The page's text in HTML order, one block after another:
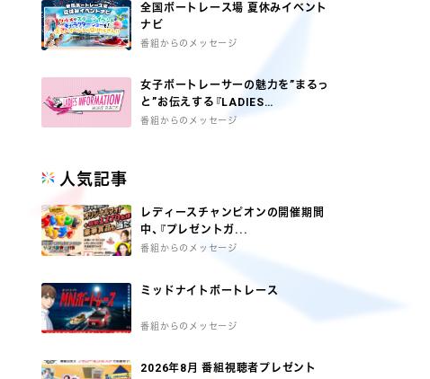
全国ボートレース場 夏休みイベント
ナビ
番組からのメッセージ
女子ボートレーサーの魅力を”まるっ
と”お伝えする『LADIES
INFORMATION』
番組からのメッセージ
人気記事
レディースチャンピオンの開催期間
中、『プレゼントガ...
番組からのメッセージ
ミッドナイトボートレース
番組からのメッセージ
2026年8月 番組視聴者プレゼント